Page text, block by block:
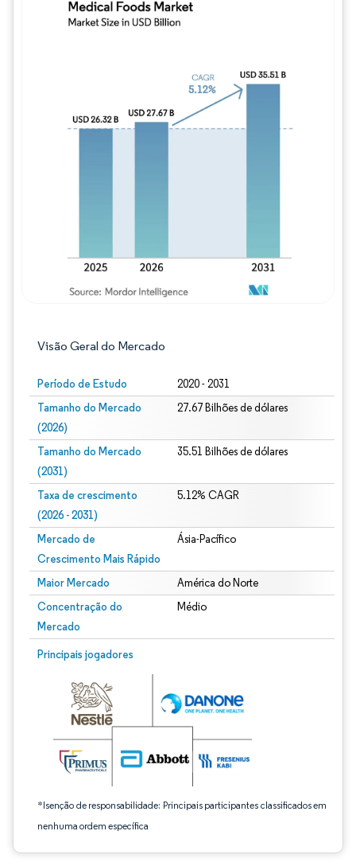
Visão Geral do Mercado
Período de Estudo 2020 - 2031
Tamanho do Mercado
(2026)
27.67 Bilhões de dólares
Tamanho do Mercado
(2031)
35.51 Bilhões de dólares
Taxa de crescimento
(2026 - 2031)
5.12% CAGR
Mercado de
Crescimento Mais Rápido
Ásia-Pacífico
Maior Mercado América do Norte
Concentração do
Mercado
Médio
Principais jogadores
*Isenção de responsabilidade: Principais participantes classificados em
nenhuma ordem específica
Imagem © Mordor Intelligence. O reuso requer atribuição conforme CC BY 4.0.